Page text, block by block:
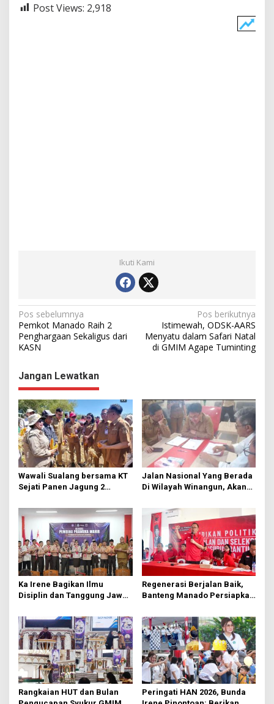
Post Views: 2,918
Ikuti Kami
N
a
v
i
g
a
s
i
p
o
s
Pos sebelumnya
Pemkot Manado Raih 2
Penghargaan Sekaligus dari
KASN
Pos berikutnya
Istimewah, ODSK-AARS
Menyatu dalam Safari Natal
di GMIM Agape Tuminting
Jangan Lewatkan
Wawali Sualang bersama KT
Sejati Panen Jagung 2
Jalan Nasional Yang Berada
Di Wilayah Winangun, Akan
Ka Irene Bagikan Ilmu
Disiplin dan Tanggung Jawab
Manado
Regenerasi Berjalan Baik,
Banteng Manado Persiapkan
Rumput
Rangkaian HUT dan Bulan
Peringati HAN 2026, Bunda